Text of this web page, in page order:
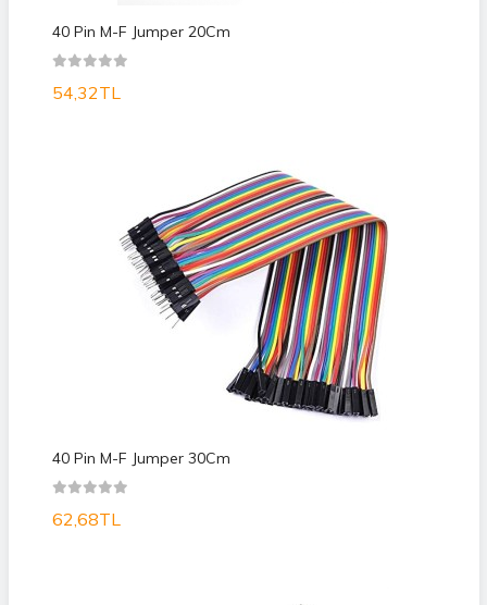
40 Pin M-F Jumper 20Cm
54,32TL
40 Pin M-F Jumper 30Cm
62,68TL